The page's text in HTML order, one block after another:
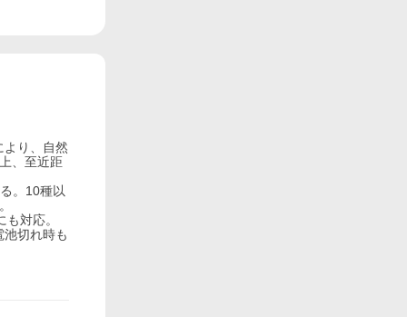
より、自然
、至近距
。10種以
対応。
切れ時も